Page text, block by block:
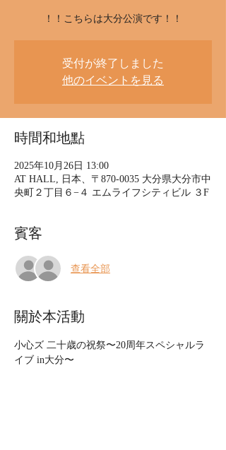
！！こちらは大分公演です！！
受付が終了しました
他のイベントを見る
時間和地點
2025年10月26日 13:00
AT HALL, 日本、〒870-0035 大分県大分市中
央町２丁目６−４ エムライフシティビル ３F
賓客
查看全部
關於本活動
小心ズ 二十歳の祝祭〜20周年スペシャルラ
イブ in大分〜